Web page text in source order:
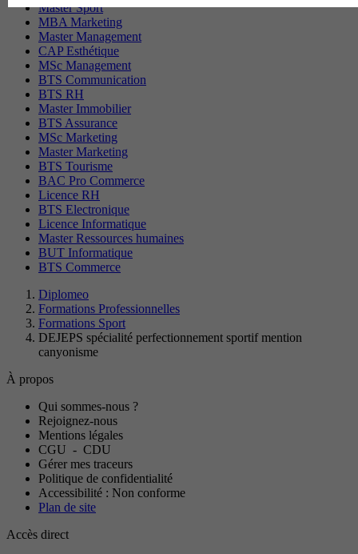
Master Sport
MBA Marketing
Master Management
CAP Esthétique
MSc Management
BTS Communication
BTS RH
Master Immobilier
BTS Assurance
MSc Marketing
Master Marketing
BTS Tourisme
BAC Pro Commerce
Licence RH
BTS Electronique
Licence Informatique
Master Ressources humaines
BUT Informatique
BTS Commerce
Diplomeo
Formations Professionnelles
Formations Sport
DEJEPS spécialité perfectionnement sportif mention
canyonisme
À propos
Qui sommes-nous ?
Rejoignez-nous
Mentions légales
CGU - CDU
Gérer mes traceurs
Politique de confidentialité
Accessibilité : Non conforme
Plan de site
Accès direct